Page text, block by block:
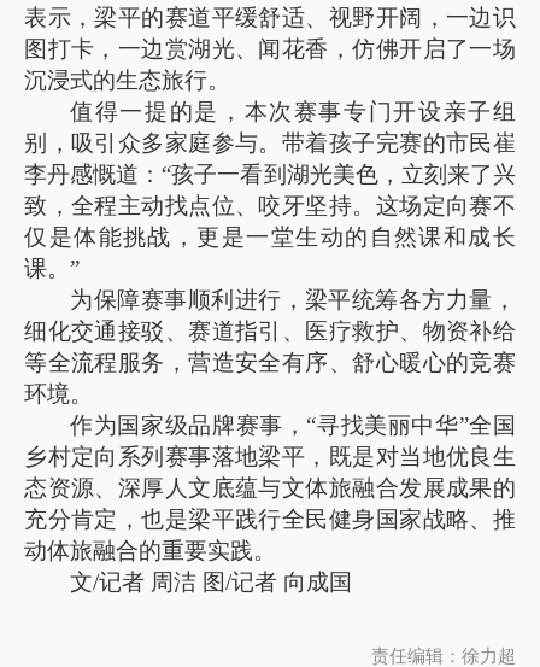
表示，梁平的赛道平缓舒适、视野开阔，一边识
图打卡，一边赏湖光、闻花香，仿佛开启了一场
沉浸式的生态旅行。
值得一提的是，本次赛事专门开设亲子组
别，吸引众多家庭参与。带着孩子完赛的市民崔
李丹感慨道：“孩子一看到湖光美色，立刻来了兴
致，全程主动找点位、咬牙坚持。这场定向赛不
仅是体能挑战，更是一堂生动的自然课和成长
课。”
为保障赛事顺利进行，梁平统筹各方力量，
细化交通接驳、赛道指引、医疗救护、物资补给
等全流程服务，营造安全有序、舒心暖心的竞赛
环境。
作为国家级品牌赛事，“寻找美丽中华”全国
乡村定向系列赛事落地梁平，既是对当地优良生
态资源、深厚人文底蕴与文体旅融合发展成果的
充分肯定，也是梁平践行全民健身国家战略、推
动体旅融合的重要实践。
文/记者 周洁 图/记者 向成国
责任编辑：徐力超